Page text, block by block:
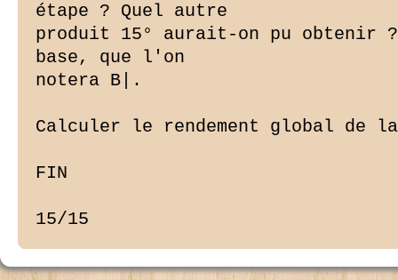
étape ? Quel autre
produit 15° aurait-on pu obtenir
base, que l'on
notera B|.
Calculer le rendement global de
FIN
15/15